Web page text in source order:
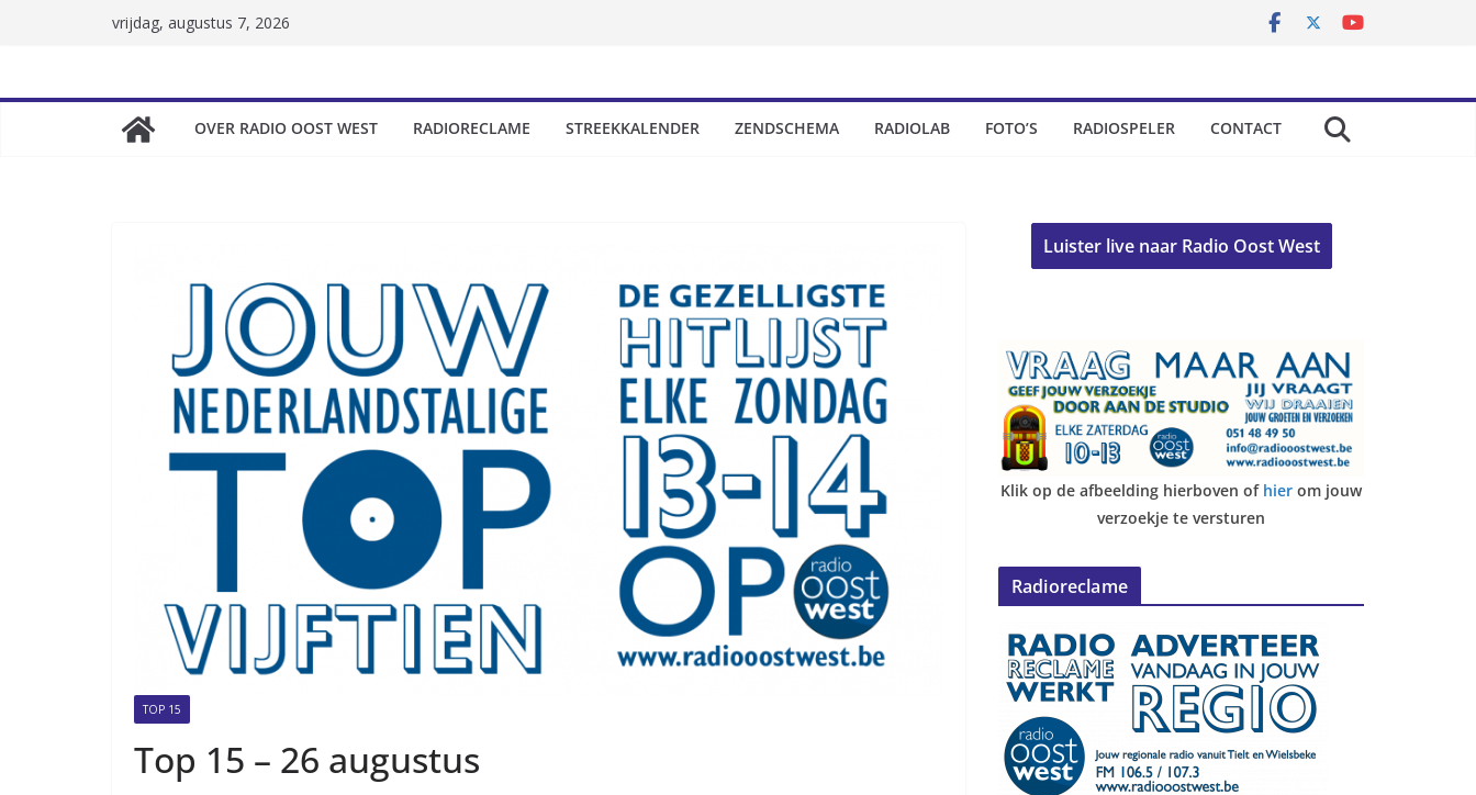
vrijdag, augustus 7, 2026
OVER RADIO OOST WEST RADIORECLAME STREEKKALENDER ZENDSCHEMA RADIOLAB FOTO’S RADIOSPELER CONTACT
TOP 15
Top 15 – 26 augustus
Luister live naar Radio Oost West
Klik op de afbeelding hierboven of hier om jouw
verzoekje te versturen
Radioreclame